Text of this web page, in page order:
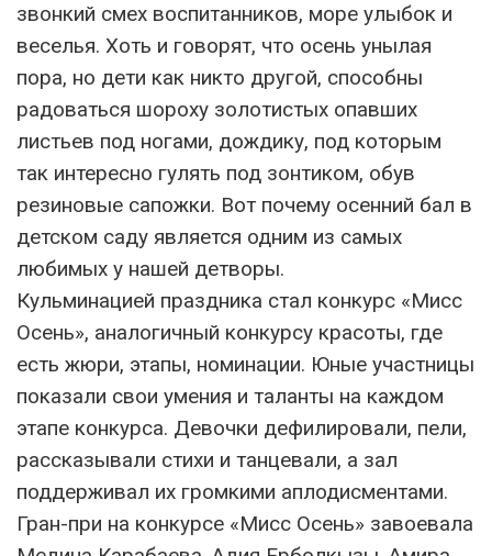
звонкий смех воспитанников, море улыбок и
веселья. Хоть и говорят, что осень унылая
пора, но дети как никто другой, способны
радоваться шороху золотистых опавших
листьев под ногами, дождику, под которым
так интересно гулять под зонтиком, обув
резиновые сапожки. Вот почему осенний бал в
детском саду является одним из самых
любимых у нашей детворы.
Кульминацией праздника стал конкурс «Мисс
Осень», аналогичный конкурсу красоты, где
есть жюри, этапы, номинации. Юные участницы
показали свои умения и таланты на каждом
этапе конкурса. Девочки дефилировали, пели,
рассказывали стихи и танцевали, а зал
поддерживал их громкими аплодисментами.
Гран-при на конкурсе «Мисс Осень» завоевала